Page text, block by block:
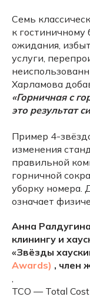
Семь
к
ожидания,
услуги,
Харламова
«Горничная с
это результат
Пример 4-
изменения
правильной
горничной
уборку номера.
означает
Анна
клинингу и
«Звёзды
Awards) , член
,
TCO — Total